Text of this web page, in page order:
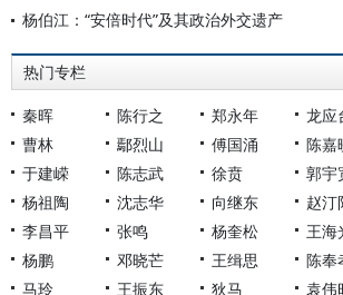
杨伯江：“安倍时代”及其政治外交遗产
热门专栏
秦晖 陈行之 郑永年 龙应
曹林
鄢烈山 傅国涌 陈嘉
于建嵘
陈志武 徐贲 郭宇
杨祖陶
沈志华 向继东 赵汀
李昌平
张鸣 杨奎松 王海
杨鹏
邓晓芒 王缉思 陈奉
马玲
王振东 狄马 袁伟